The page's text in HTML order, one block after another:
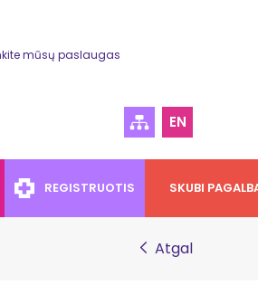
mūsų paslaugas
EN
REGISTRUOTIS SKUBI
Atgal